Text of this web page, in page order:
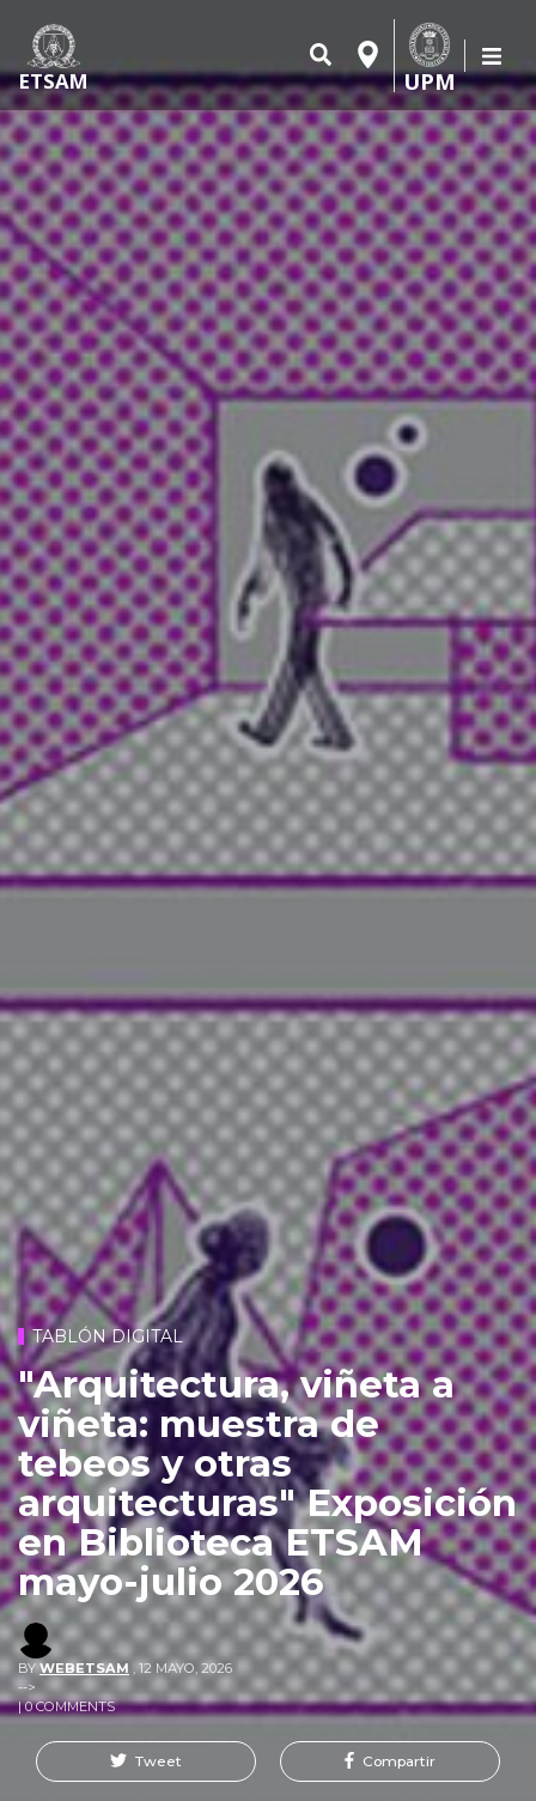
ETSAM UPM
TABLÓN DIGITAL
"Arquitectura, viñeta a
viñeta: muestra de
tebeos y otras
arquitecturas" Exposición
en Biblioteca ETSAM
mayo-julio 2026
BY WEBETSAM
12 MAYO, 2026
-->
| 0 COMMENTS
Tweet Compartir